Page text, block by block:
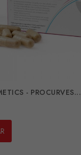
- PROCURVES...